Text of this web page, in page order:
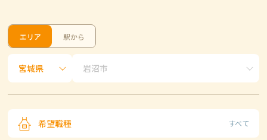
エリア 駅から
希望職種 すべて